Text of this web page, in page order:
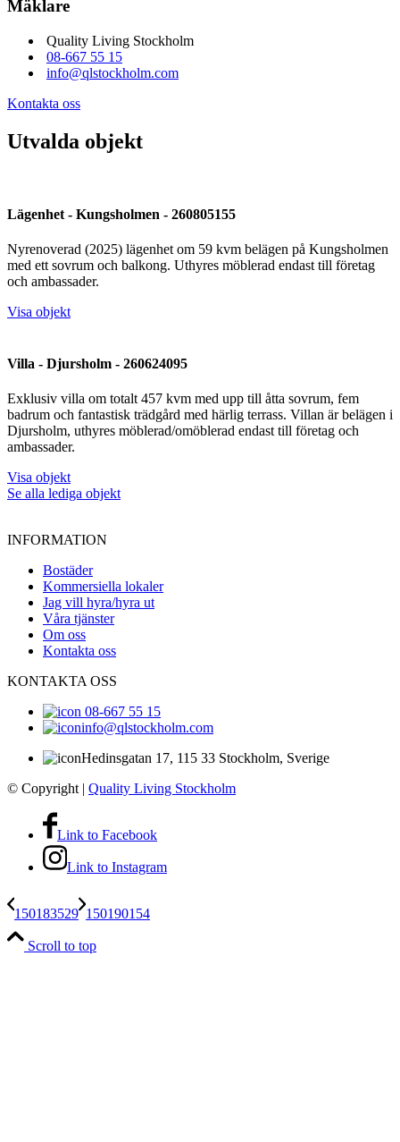
Mäklare
Quality Living Stockholm
08-667 55 15
info@qlstockholm.com
Kontakta oss
Utvalda objekt
Lägenhet - Kungsholmen - 260805155
Nyrenoverad (2025) lägenhet om 59 kvm belägen på Kungsholmen
med ett sovrum och balkong. Uthyres möblerad endast till företag
och ambassader.
Visa objekt
Villa - Djursholm - 260624095
Exklusiv villa om totalt 457 kvm med upp till åtta sovrum, fem
badrum och fantastisk trädgård med härlig terrass. Villan är belägen i
Djursholm, uthyres möblerad/omöblerad endast till företag och
ambassader.
Visa objekt
Se alla lediga objekt
INFORMATION
Bostäder
Kommersiella lokaler
Jag vill hyra/hyra ut
Våra tjänster
Om oss
Kontakta oss
KONTAKTA OSS
08-667 55 15
info@qlstockholm.com
Hedinsgatan 17, 115 33 Stockholm, Sverige
© Copyright | Quality Living Stockholm
Link to Facebook
Link to Instagram
150183529 150190154
Scroll to top